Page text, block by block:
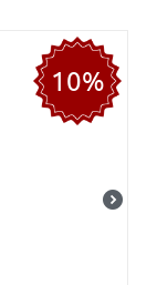
10%